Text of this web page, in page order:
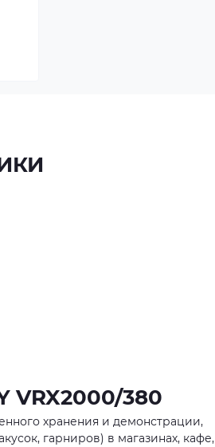
380
хранения и демонстрации,
гарниров) в магазинах, кафе,